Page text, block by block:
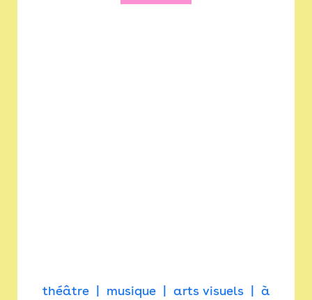
théâtre musique arts visuels
à